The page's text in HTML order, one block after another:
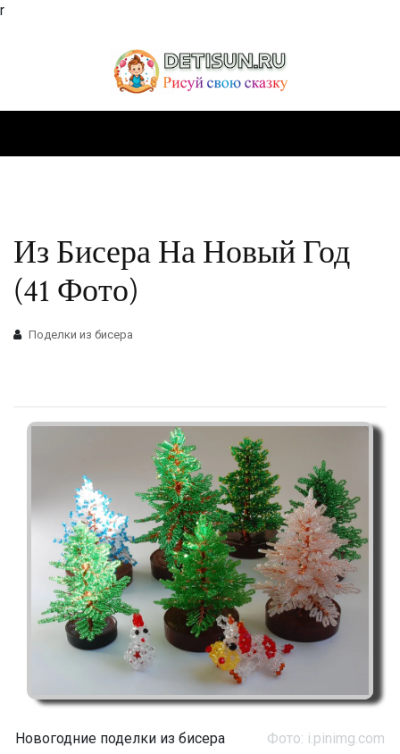
r
Из Бисера На Новый Год
(41 Фото)
Поделки из бисера
Новогодние поделки из бисера Фото: i.pinimg.com